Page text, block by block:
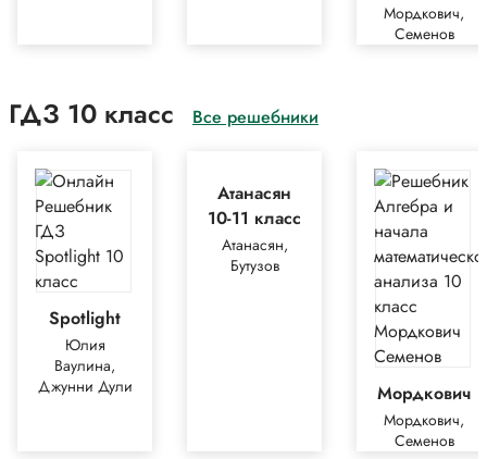
Мордкович,
Семенов
ГДЗ 10 класс Все решебники
Spotlight
Юлия
Ваулина,
Джунни Дули
Атанасян
10-11 класс
Атанасян,
Бутузов
Мордкович
Мордкович,
Семенов